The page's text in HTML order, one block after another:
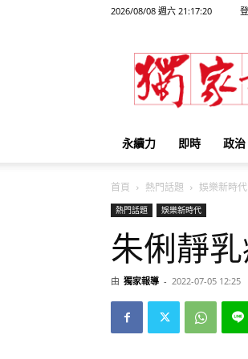
2026/08/08 週六 21:17:20
永續力 即時 政治
首頁 熱門話題 娛樂新時代
熱門話題 娛樂新時代
朱俐靜
由 獨家報導 - 2022-07-05 12:25